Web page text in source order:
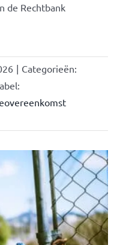
de Rechtbank
| Categorieën: